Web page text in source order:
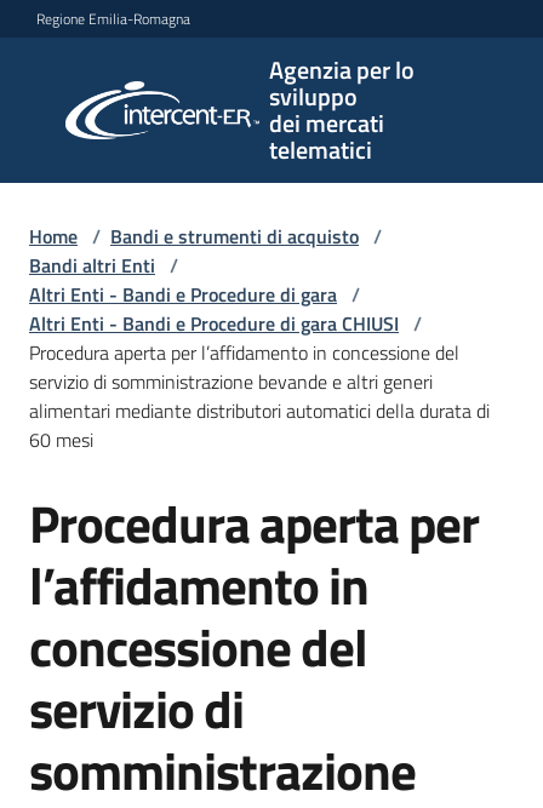
Vai al contenuto
Vai alla navigazione
Vai al footer
Regione Emilia-Romagna
Agenzia per lo
sviluppo
dei mercati
telematici
per lo
sviluppo
telematici
L'Agenzia
Bandi
strumenti
di
Supporto
telematiche
Home / Bandi e strumenti di acquisto /
Bandi altri Enti /
Altri Enti - Bandi e Procedure di gara /
Altri Enti - Bandi e Procedure di gara CHIUSI /
Procedura aperta per l’affidamento in concessione del
servizio di somministrazione bevande e altri generi
alimentari mediante distributori automatici della durata di
60 mesi
Salta al contenuto
Procedura aperta per
l’affidamento in
concessione del
servizio di
somministrazione